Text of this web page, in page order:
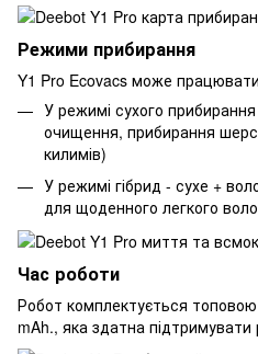
Режими прибирання
Y1 Pro Ecovacs може
У режимі сухого
очищення, прибирання
килимів)
У режимі гібрид - сухе +
для щоденного легкого
Час роботи
Робот комплектується
mAh., яка здатна